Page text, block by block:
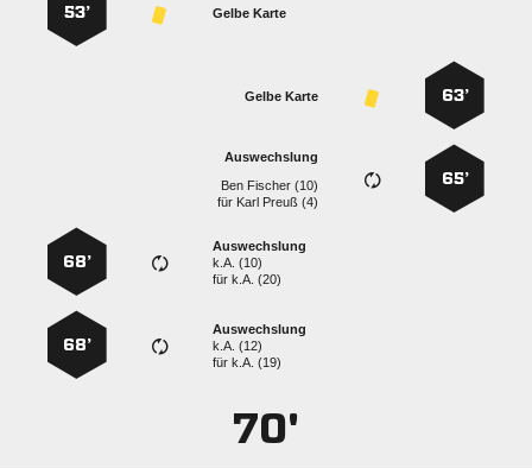
Gelbe Karte
53’
63’
Gelbe Karte
65’
Auswechslung
  
für   
Auswechslung
k.A. (10)
fürk.A. (20)
68’
Auswechslung
k.A. (12)
fürk.A. (19)
68’
70'